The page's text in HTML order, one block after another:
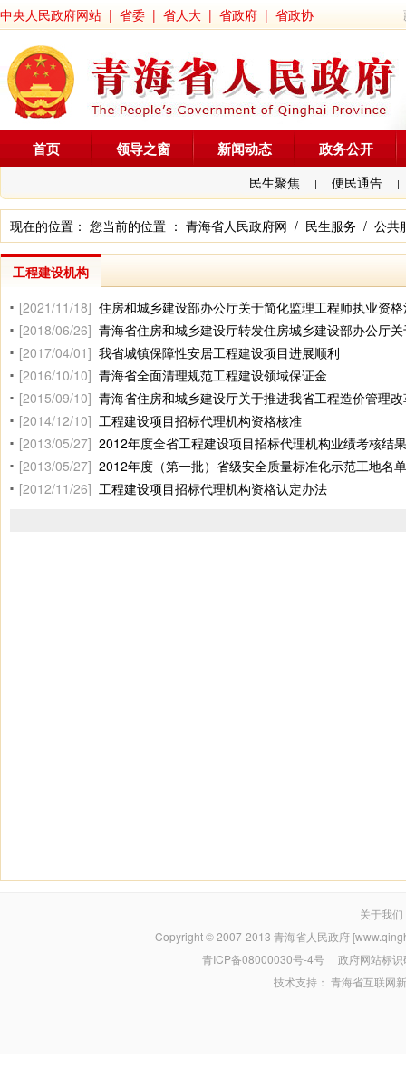
中央人民政府网站 | 省委 | 省人大 | 省政府 | 省政协
首页 领导之窗 新闻动态 政务公开
民生聚焦 | 便民通告 |
现在的位置： 您当前的位置 ： 青海省人民政府网 / 民生服务 / 公共
工程建设机构
[2021/11/18] 住房和城乡建设部办公厅关于简化监理工程师执业资
[2018/06/26] 青海省住房和城乡建设厅转发住房城乡建设部办公厅关于取消工程建设
[2017/04/01] 我省城镇保障性安居工程建设项目进展顺利
[2016/10/10] 青海省全面清理规范工程建设领域保证金
[2015/09/10] 青海省住房和城乡建设厅关于推进我省工程造价管理
[2014/12/10] 工程建设项目招标代理机构资格核准
[2013/05/27] 2012年度全省工程建设项目招标代理机构业绩考核结果
[2013/05/27] 2012年度（第一批）省级安全质量标准化示范工地名单
[2012/11/26] 工程建设项目招标代理机构资格认定办法
关于我们
Copyright © 2007-2013 青海省人民政府
青ICP备08000030号-4号 政府网站标
技术支持：青海省互联网